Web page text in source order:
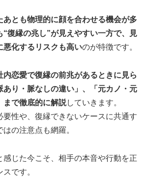
あとも物理的に顔を合わせる機会が多
“復縁の兆し”が見えやすい一方で、見
悪化するリスクも高いのが特徴です。
内恋愛で復縁の前兆があるときに見ら
あり・脈なしの違い」、「元カノ・元
まで徹底的に解説していきます。
要性や、復縁できないケースに共通す
の注意点も網羅。
感じた今こそ、相手の本音や行動を正
です。